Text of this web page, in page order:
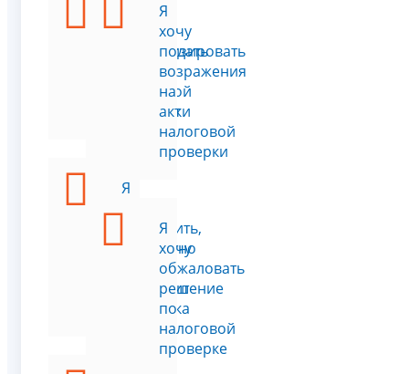
хочу
минимизировать
выездной
проверки
Я
хочу
проверить,
корректно
проходит
проверка
Я
хочу
подать
возражения
на
акт
налоговой
проверки
Я
хочу
обжаловать
решение
по
налоговой
проверке